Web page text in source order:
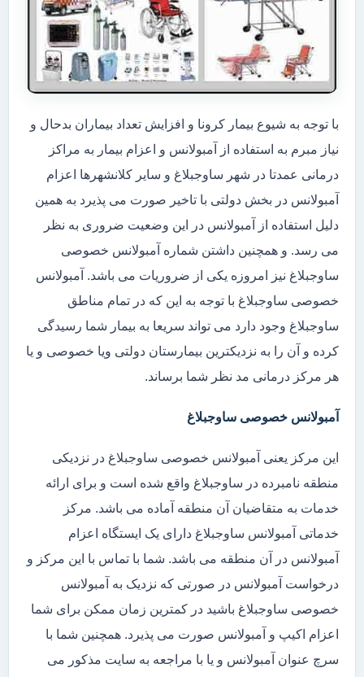
با توجه به شیوع بیمار کرونا و افزایش تعداد بیماران بدحال و
نیاز مبرم به استفاده از آمبولانس و اعزام بیمار به مراکز
درمانی عمدتا در شهر ساوجبلاغ و سایر کلانشهرها اعزام
آمبولانس در بخش دولتی با تاخیر صورت می پذیرد به همین
دلیل استفاده از آمبولانس در این وضعیت ضروری به نظر
می رسد. و همچنین داشتن شماره آمبولانس خصوصی
ساوجبلاغ نیز امروزه یکی از ضروریات می باشد. آمبولانس
خصوصی ساوجبلاغ با توجه به این که در تمام مناطق
ساوجبلاغ وجود دارد می تواند سریعا به بیمار شما رسیدگی
کرده و آن را به نزدیکترین بیمارستان دولتی ویا خصوصی و یا
هر مرکز درمانی مد نظر شما برساند.
آمبولانس خصوصی ساوجبلاغ
این مرکز یعنی آمبولانس خصوصی ساوجبلاغ در نزدیکی
منطقه نامبرده در ساوجبلاغ واقع شده است و برای ارائه
خدمات به متقاضیان آن منطقه آماده می باشد. مرکز
خدماتی آمبولانس ساوجبلاغ دارای یک ایستگاه اعزام
آمبولانس در آن منطقه می باشد. شما با تماس با این مرکز و
درخواست آمبولانس در صورتی که نزدیک به آمبولانس
خصوصی ساوجبلاغ باشید در کمترین زمان ممکن برای شما
اعزام اکیپ و آمبولانس صورت می پذیرد. همچنین شما با
سرچ عنوان آمبولانس و یا با مراجعه به سایت مذکور می